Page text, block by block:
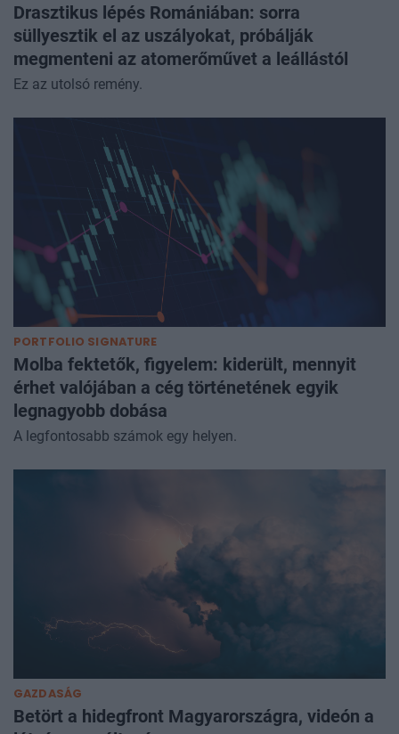
Drasztikus lépés Romániában: sorra
süllyesztik el az uszályokat, próbálják
megmenteni az atomerőművet a leállástól
Ez az utolsó remény.
PORTFOLIO SIGNATURE
Molba fektetők, figyelem: kiderült, mennyit
érhet valójában a cég történetének egyik
legnagyobb dobása
A legfontosabb számok egy helyen.
GAZDASÁG
Betört a hidegfront Magyarországra, videón a